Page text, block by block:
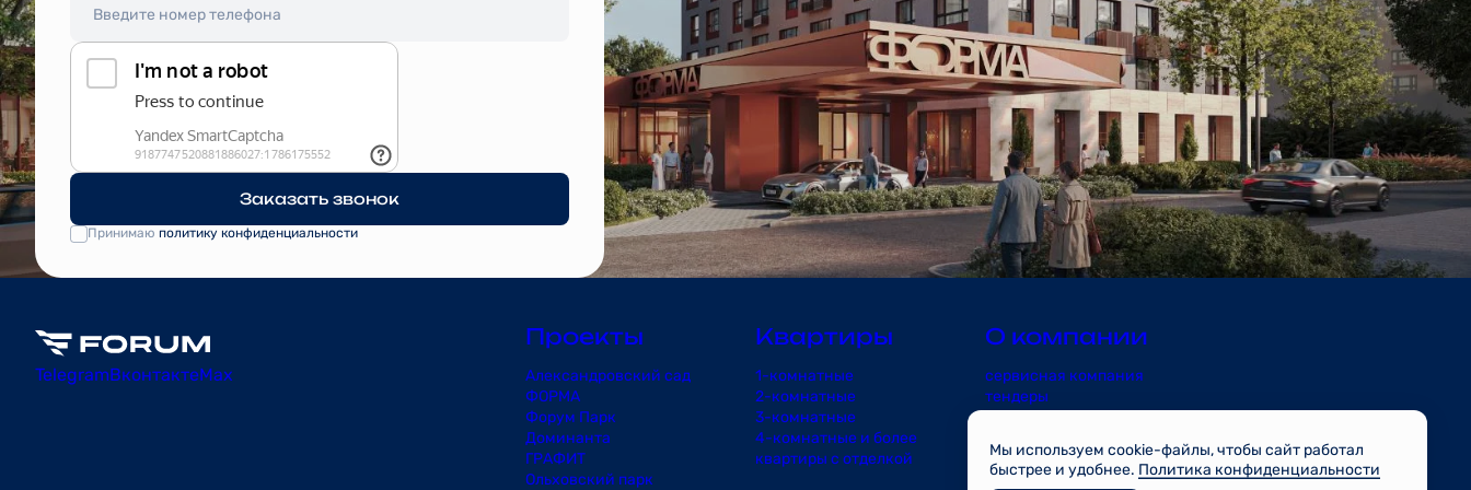
Заказать звонок
Принимаю политику конфиденциальности
TelegramВконтактеMax
Проекты
Александровский сад
ФОРМА
Форум Парк
Доминанта
ГРАФИТ
Ольховский парк
Квартиры
1-комнатные
2-комнатные
3-комнатные
4-комнатные и более
квартиры с отделкой
О компании
сервисная компания
тендеры
блог
проекты
Мы используем cookie-файлы, чтобы сайт работал
быстрее и удобнее. Политика конфиденциальности